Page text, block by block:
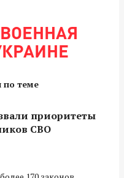
по теме
приоритеты
СВО